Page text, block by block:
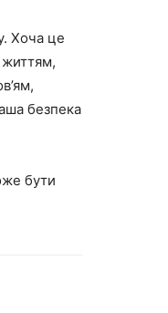
Хоча це
життям,
безпека
бути